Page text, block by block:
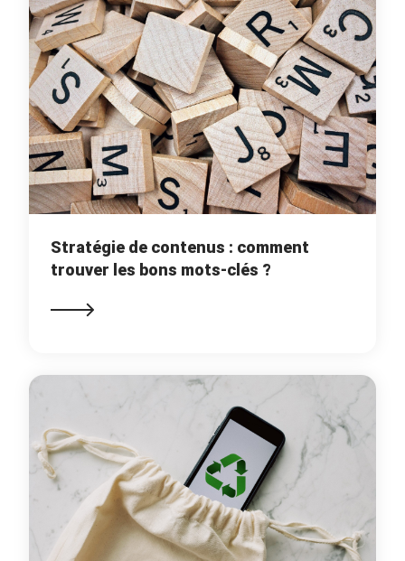
Stratégie de contenus : comment
trouver les bons mots-clés ?